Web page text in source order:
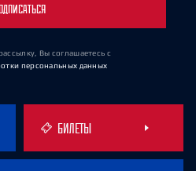
Вы соглашаетесь с
персональных данных
БИЛЕТЫ